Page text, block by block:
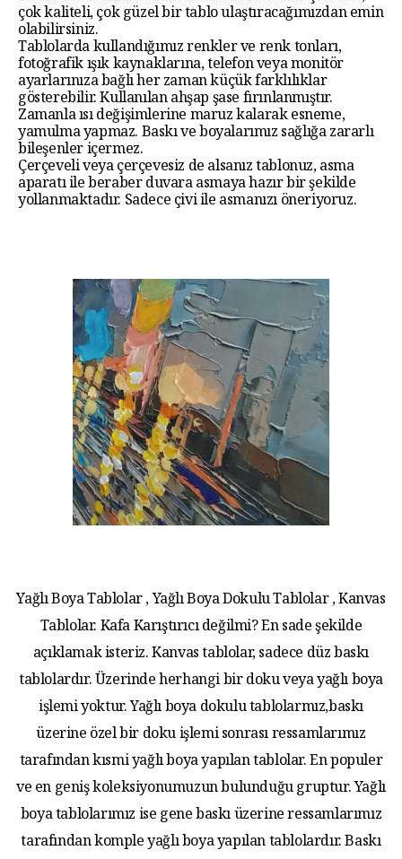
çok kaliteli, çok güzel bir tablo ulaştıracağımızdan emin
olabilirsiniz.
Tablolarda kullandığımız renkler ve renk tonları,
fotoğrafik ışık kaynaklarına, telefon veya monitör
ayarlarınıza bağlı her zaman küçük farklılıklar
gösterebilir. Kullanılan ahşap şase fırınlanmıştır.
Zamanla ısı değişimlerine maruz kalarak esneme,
yamulma yapmaz. Baskı ve boyalarımız sağlığa zararlı
bileşenler içermez.
Çerçeveli veya çerçevesiz de alsanız tablonuz, asma
aparatı ile beraber duvara asmaya hazır bir şekilde
yollanmaktadır. Sadece çivi ile asmanızı öneriyoruz.
Yağlı Boya Tablolar , Yağlı Boya Dokulu Tablolar , Kanvas
Tablolar. Kafa Karıştırıcı değilmi? En sade şekilde
açıklamak isteriz. Kanvas tablolar, sadece düz baskı
tablolardır. Üzerinde herhangi bir doku veya yağlı boya
işlemi yoktur. Yağlı boya dokulu tablolarmız,baskı
üzerine özel bir doku işlemi sonrası ressamlarımız
tarafından kısmi yağlı boya yapılan tablolar. En populer
ve en geniş koleksiyonumuzun bulunduğu gruptur. Yağlı
boya tablolarımız ise gene baskı üzerine ressamlarımız
tarafından komple yağlı boya yapılan tablolardır. Baskı